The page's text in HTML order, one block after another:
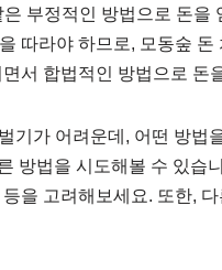
부정적인 방법으로 돈을
따라야 하므로, 모동숲
서 합법적인 방법으로 돈
기가 어려운데, 어떤 방법
방법을 시도해볼 수 있
을 고려해보세요. 또한,